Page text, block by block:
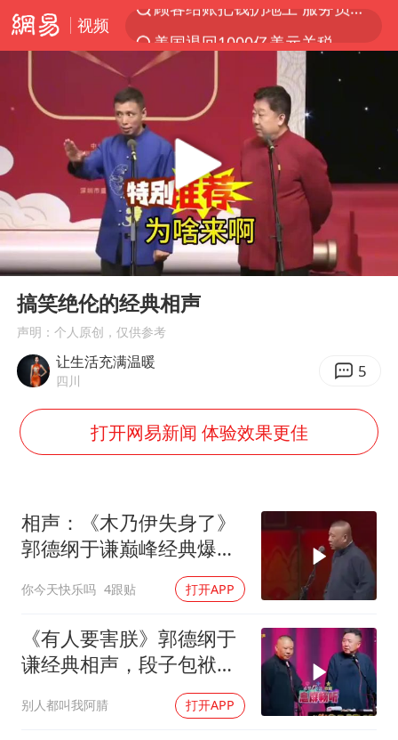
视频
探寻“技能+”促就业创业新路
台风白海豚可能在浙江登陆
38岁山东财大教授刘海明逝世
因凡蒂诺首次公开道歉
《Monica》填词人黎彼得去世
FIFA官方支持因凡蒂诺
陕西柞水遭遇暴雨五千余户群众转移
人贩子“梅姨”真实姓名曝光
多专业取消艺考 文化工作者要有文化
“银行午休1.5小时”留个窗口行不行
41岁女子为鼓励女儿考上985研究生
总书记关心百姓身边这些民生大事
Play
00:00 10:03
搞笑绝伦的经典相声
声明：个人原创，仅供参考
让生活充满温暖
四川 5
打开网易新闻 体验效果更佳
相声：《木乃伊失身了》
郭德纲于谦巅峰经典爆笑
你今天快乐吗 4跟贴 打开APP
《有人要害朕》郭德纲于
谦经典相声，段子包袱满
别人都叫我阿腈 打开APP